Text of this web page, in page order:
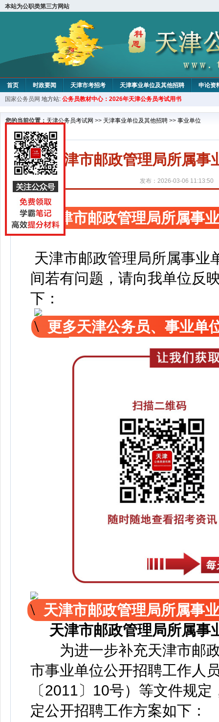
本站为公职类第三方网站
首页 时政要闻 天津市考招考 天津事业单位及其他招聘 申论资
教材中心
国家公务员网 地方站: 公务员教材中心：2026年天津公务员考试用书
您的当前位置： 天津公务员考试网 >> 天津事业单位及其他招聘 >> 事业单位
天津市邮政管理局所属事
发布：2026-03-06 11:13:50
天津市邮政管理局所属事
天津市邮政管理局所属事业
间若有问题，请向我单位反
下：
更多天津公务员、事业单
天津市邮政管理局所属事
天津市邮政管理局所属事
为进一步补充天津市邮政
市事业单位公开招聘工作人
〔2011〕10号）等文件规
定公开招聘工作方案如下：